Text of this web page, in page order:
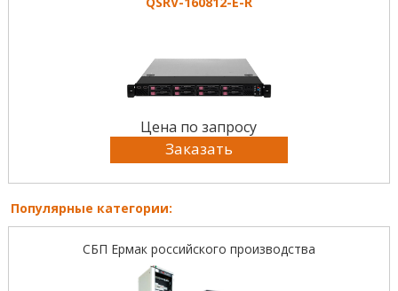
Цена по запросу
Заказать
Популярные категории:
СБП Ермак российского производства